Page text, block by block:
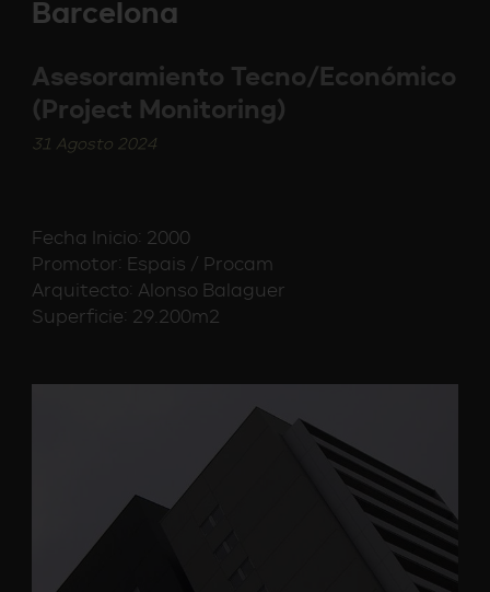
Barcelona
Asesoramiento Tecno/Económico
(Project Monitoring)
31 Agosto 2024
Fecha Inicio: 2000
Promotor: Espais / Procam
Arquitecto: Alonso Balaguer
Superficie: 29.200m2